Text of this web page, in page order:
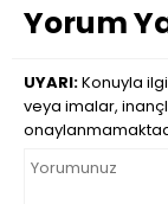
Yorum
UYARI:Konuyla
veya imalar,